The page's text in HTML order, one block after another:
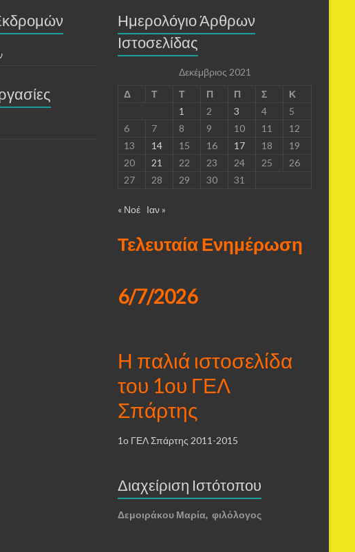
Ημερολόγιο Άρθρων
Ιστοσελίδας
Δεκέμβριος 2021
Δ
Τ Τ Π Π Σ
Κ
1
2 3 4
5
6
7 8 9 10 11
12
13
14 15 16 17 18
19
20
21 22 23 24 25
26
27
28 29 30 31
« Νοέ Ιαν »
Τελευταία Ενημέρωση
6/7/2026
Η παλιά ιστοσελίδα
του 1ου ΓΕΛ
Σπάρτης
1ο ΓΕΛ Σπάρτης 2011-2015
Διαχείριση Ιστότοπου
Δεμοιράκου Μαρία, φιλόλογος